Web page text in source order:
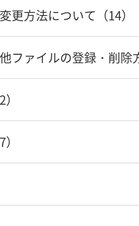
ス利用時間を知りたい。
手続きは必要ですか？
ビスの申込方法について
確認したい
は利用できなくなりますか？
うしたら良いですか？（コグニフォ
ースを使用したい
りたい
」と表示される
しません」と表示される
後の画面が真っ白で表示されない
更方法について（14）
たい
変更したい（コグニフォトベース）
する方法を知りたい
法を知りたい
ファイルの登録・削除
したい
像・見積の登録方法
のご利用方法
ードしたい
たい。
い
検証読取情報の設定方法